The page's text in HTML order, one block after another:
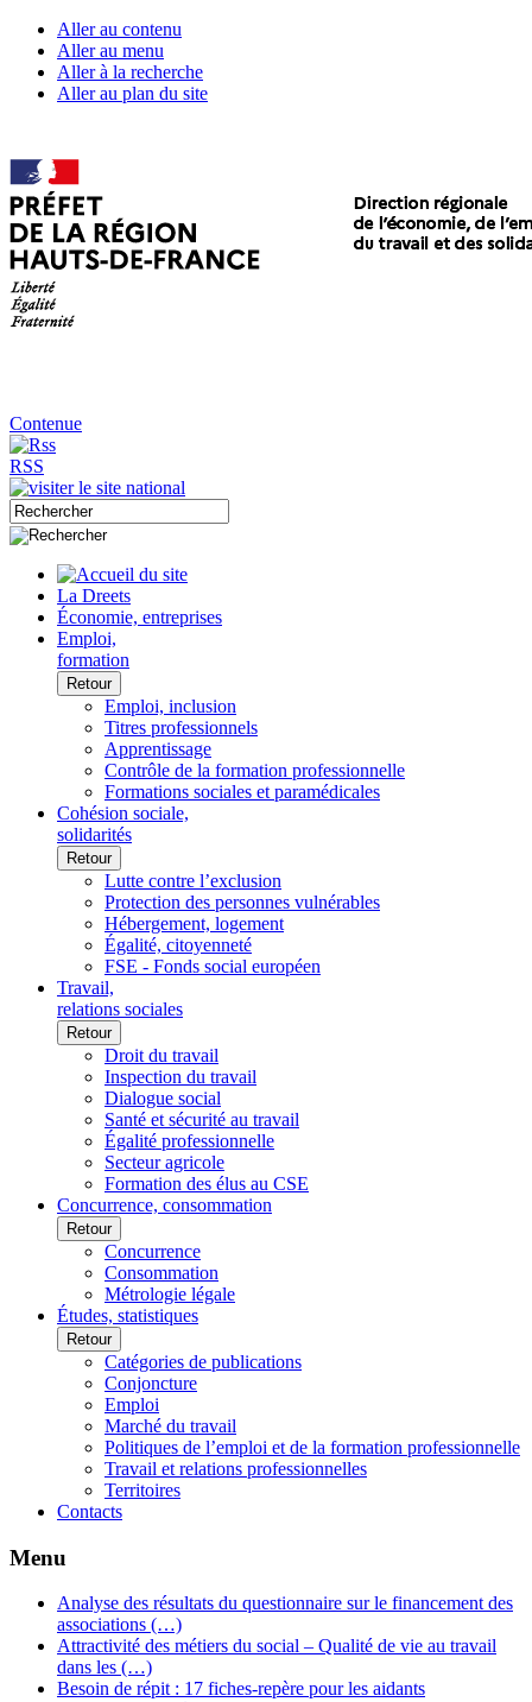
Aller au contenu
Aller au menu
Aller à la recherche
Aller au plan du site
Contenue
RSS
La Dreets
Économie, entreprises
Emploi,
formation
Retour
Emploi, inclusion
Titres professionnels
Apprentissage
Contrôle de la formation professionnelle
Formations sociales et paramédicales
Cohésion sociale,
solidarités
Retour
Lutte contre l’exclusion
Protection des personnes vulnérables
Hébergement, logement
Égalité, citoyenneté
FSE - Fonds social européen
Travail,
relations sociales
Retour
Droit du travail
Inspection du travail
Dialogue social
Santé et sécurité au travail
Égalité professionnelle
Secteur agricole
Formation des élus au CSE
Concurrence, consommation
Retour
Concurrence
Consommation
Métrologie légale
Études, statistiques
Retour
Catégories de publications
Conjoncture
Emploi
Marché du travail
Politiques de l’emploi et de la formation professionnelle
Travail et relations professionnelles
Territoires
Contacts
Menu
Analyse des résultats du questionnaire sur le financement des
associations (…)
Attractivité des métiers du social – Qualité de vie au travail
dans les (…)
Besoin de répit : 17 fiches-repère pour les aidants